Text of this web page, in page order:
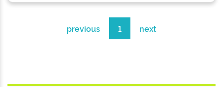
previous 1 next